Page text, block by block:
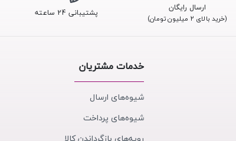
ارسال رایگان
(خرید بالای ۲ میلیون تومان) پشتیبانی 24 ساعته
خدمات مشتریان
شیوه‌های ارسال
شیوه‌های پرداخت